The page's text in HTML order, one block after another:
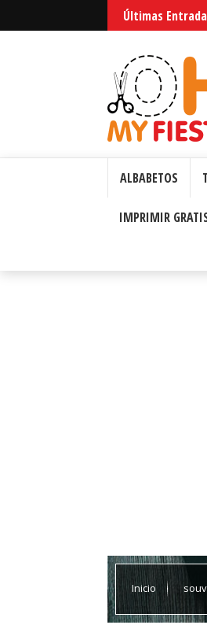
Últimas
ALBABETOS
IMPRIMIR
Inicio